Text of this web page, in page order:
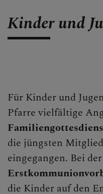
Kinder und
Für Kinder und
Pfarre vielfältige
die jüngsten
eingegangen. Bei der
die Kinder auf den